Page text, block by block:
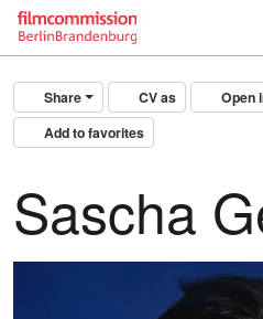
Share CV as
Open
Add to favorites
Sascha